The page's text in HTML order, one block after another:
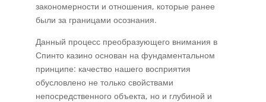
закономерности и отношения, которые ранее
были за границами осознания.
Данный процесс преобразующего внимания в
Спинто казино основан на фундаментальном
принципе: качество нашего восприятия
обусловлено не только свойствами
непосредственного объекта, но и глубиной и